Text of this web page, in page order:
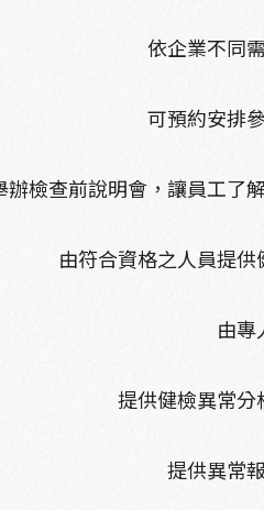
依企業不同
可預約安排
辦檢查前說明會，讓員工了
由符合資格之人員提
由專
提供健檢異常分
提供異常